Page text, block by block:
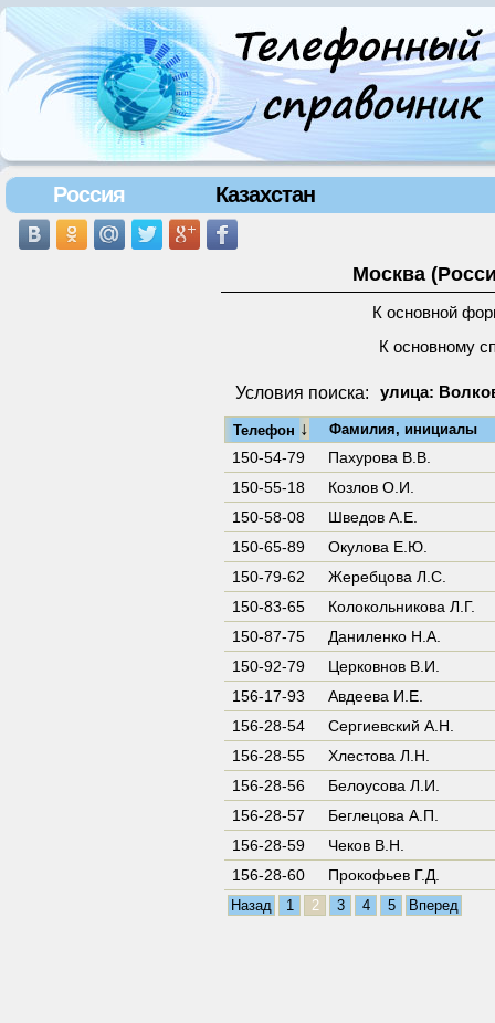
Россия Казахстан
Москва
К основной
К основному
Условия поиска: улица:
Телефон ↓ Фамилия, инициалы
150-54-79
Пахурова В.В.
150-55-18
Козлов О.И.
150-58-08
Шведов А.Е.
150-65-89
Окулова Е.Ю.
150-79-62
Жеребцова Л.С.
150-83-65
Колокольникова Л.Г.
150-87-75
Даниленко Н.А.
150-92-79
Церковнов В.И.
156-17-93
Авдеева И.Е.
156-28-54
Сергиевский А.Н.
156-28-55
Хлестова Л.Н.
156-28-56
Белоусова Л.И.
156-28-57
Беглецова А.П.
156-28-59
Чеков В.Н.
156-28-60
Прокофьев Г.Д.
Назад 1 2 3 4 5 Вперед